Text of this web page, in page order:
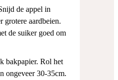
de appel in
grotere aardbeien.
de suiker goed om
bakpapier. Rol het
ongeveer 30-35cm.